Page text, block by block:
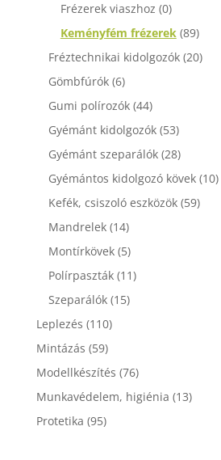
Frézerek viaszhoz (0)
Keményfém frézerek (89)
Fréztechnikai kidolgozók (20)
Gömbfúrók (6)
Gumi polírozók (44)
Gyémánt kidolgozók (53)
Gyémánt szeparálók (28)
Gyémántos kidolgozó kövek (10)
Kefék, csiszoló eszközök (59)
Mandrelek (14)
Montírkövek (5)
Polírpaszták (11)
Szeparálók (15)
Leplezés (110)
Mintázás (59)
Modellkészítés (76)
Munkavédelem, higiénia (13)
Protetika (95)